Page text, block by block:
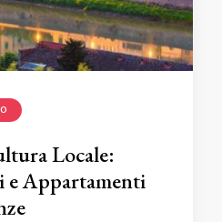
Locale:
Appartamenti